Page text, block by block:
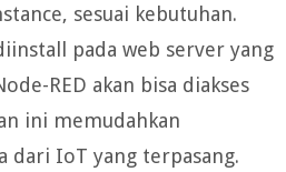
sesuai kebutuhan.
pada web server yang
RED akan bisa diakses
ini memudahkan
dari IoT yang terpasang.